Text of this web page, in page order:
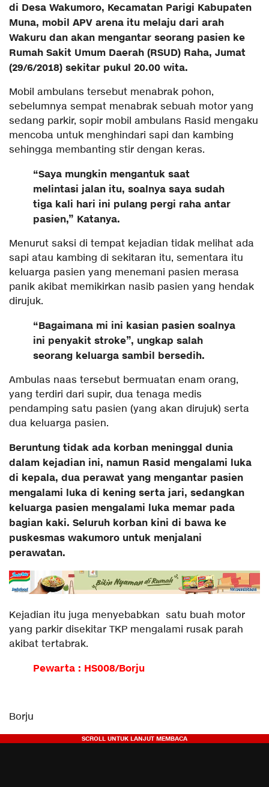
di Desa Wakumoro, Kecamatan Parigi Kabupaten
Muna, mobil APV arena itu melaju dari arah
Wakuru dan akan mengantar seorang pasien ke
Rumah Sakit Umum Daerah (RSUD) Raha, Jumat
(29/6/2018) sekitar pukul 20.00 wita.
Mobil ambulans tersebut menabrak pohon,
sebelumnya sempat menabrak sebuah motor yang
sedang parkir, sopir mobil ambulans Rasid mengaku
mencoba untuk menghindari sapi dan kambing
sehingga membanting stir dengan keras.
“Saya mungkin mengantuk saat
melintasi jalan itu, soalnya saya sudah
tiga kali hari ini pulang pergi raha antar
pasien,” Katanya.
Menurut saksi di tempat kejadian tidak melihat ada
sapi atau kambing di sekitaran itu, sementara itu
keluarga pasien yang menemani pasien merasa
panik akibat memikirkan nasib pasien yang hendak
dirujuk.
“Bagaimana mi ini kasian pasien soalnya
ini penyakit stroke”, ungkap salah
seorang keluarga sambil bersedih.
Ambulas naas tersebut bermuatan enam orang,
yang terdiri dari supir, dua tenaga medis
pendamping satu pasien (yang akan dirujuk) serta
dua keluarga pasien.
Beruntung tidak ada korban meninggal dunia
dalam kejadian ini, namun Rasid mengalami luka
di kepala, dua perawat yang mengantar pasien
mengalami luka di kening serta jari, sedangkan
keluarga pasien mengalami luka memar pada
bagian kaki. Seluruh korban kini di bawa ke
puskesmas wakumoro untuk menjalani
perawatan.
Kejadian itu juga menyebabkan satu buah motor
yang parkir disekitar TKP mengalami rusak parah
akibat tertabrak.
Pewarta : HS008/Borju
Borju